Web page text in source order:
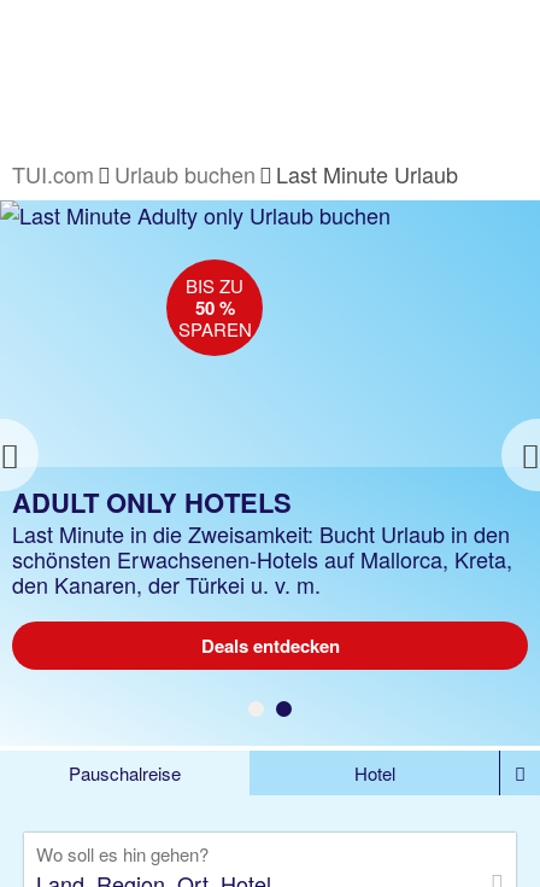
TUI.com Urlaub buchen Last Minute Urlaub
Previous
SUPER LAST MINUTE
Bis zu 50 %* auf beliebte Topziele sparen, z. B.
Mallorca, Kreta, Gran Canaria, Türkei u. v. m., Flex
Tarif buchbar
Deals entdecken
BIS ZU
50 %*
SPAREN
ADULT ONLY HOTELS
Last Minute in die Zweisamkeit: Bucht Urlaub in den
schönsten Erwachsenen-Hotels auf Mallorca, Kreta,
den Kanaren, der Türkei u. v. m.
Deals entdecken
BIS ZU
50 %
SPAREN
Pauschalreise
Hotel
Kreuzfahrten
Rundreisen
Wo soll es hin gehen?